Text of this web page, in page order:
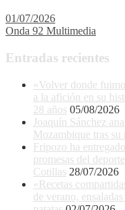
01/07/2026
Onda 92 Multimedia
Entradas recientes
«Volver donde
a la afición en su
28 años 05/08/2026
Joaquín Sánchez
Mozambique tras
Fripozo ha
promesas del
Cotillas 28/07/2026
«Recetas
de verano,